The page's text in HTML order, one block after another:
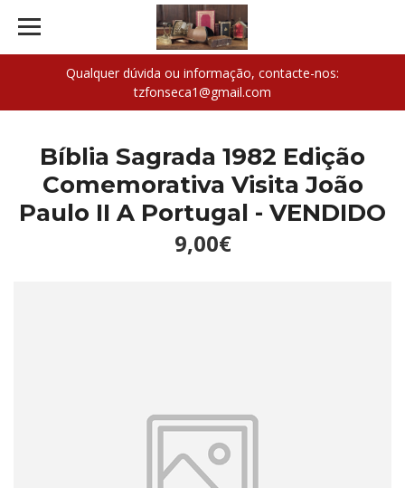
Qualquer dúvida ou informação, contacte-nos:
tzfonseca1@gmail.com
Bíblia Sagrada 1982 Edição
Comemorativa Visita João
Paulo II A Portugal - VENDIDO
9,00€